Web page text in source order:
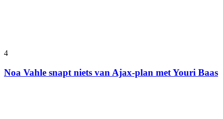
4
Noa Vahle snapt niets van Ajax-plan met Youri Baas